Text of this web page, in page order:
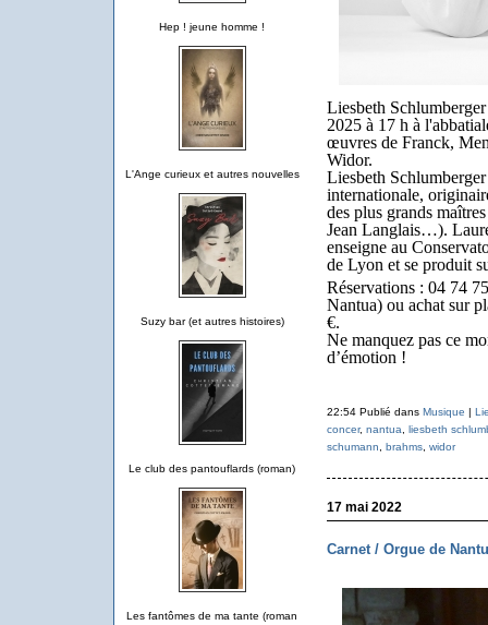
Hep ! jeune homme !
L'Ange curieux et autres nouvelles
Suzy bar (et autres histoires)
Le club des pantouflards (roman)
Les fantômes de ma tante (roman
Liesbeth
2025 à 17 h à
œuvres de Franck,
Widor.
Liesbeth
internationale,
des plus grands
Jean Langlais…).
enseigne au
de Lyon et se produit
Réservations : 04 74
Nantua) ou achat sur
€.
Ne manquez pas ce
d’émotion !
22:54 Publié dans Musique |
concer, nantua
liesbeth
schumann
brahms, widor
17 mai 2022
Carnet / Orgue de